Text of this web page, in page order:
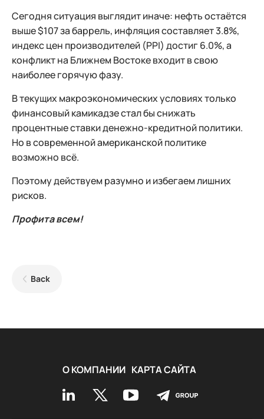
Сегодня ситуация выглядит иначе: нефть остаётся
выше $107 за баррель, инфляция составляет 3.8%,
индекс цен производителей (PPI) достиг 6.0%, а
конфликт на Ближнем Востоке входит в свою
наиболее горячую фазу.
В текущих макроэкономических условиях только
финансовый камикадзе стал бы снижать
процентные ставки денежно-кредитной политики.
Но в современной американской политике
возможно всё.
Поэтому действуем разумно и избегаем лишних
рисков.
Профита всем!
Back
О КОМПАНИИ КАРТА САЙТА